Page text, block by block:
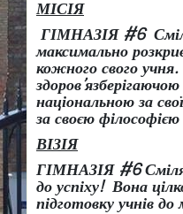
МІСІЯ
ГІМНАЗІЯ #6
максимально
кожного свого учня.
здоров’
національною за
за своєю філософією
ВІЗІЯ
ГІМНАЗІЯ #6
до успіху! Вона
підготовку учнів